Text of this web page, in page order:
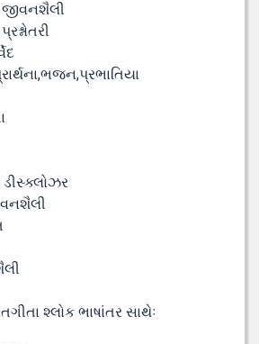
શ્લોક ભાષાંતર સાથેઃ